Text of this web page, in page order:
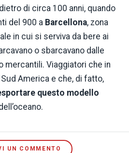
di circa 100 anni, quando
del 900 a Barcellona, zona
in cui si serviva da bere ai
o sbarcavano dalle
mercantili. Viaggiatori che in
America e che, di fatto,
questo modello
UN COMMENTO